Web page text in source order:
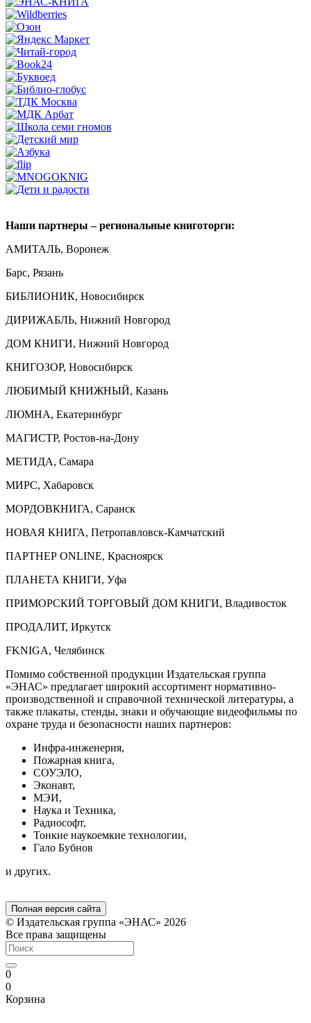
Наши партнеры – региональные книготорги:
АМИТАЛЬ, Воронеж
Барс, Рязань
БИБЛИОНИК, Новосибирск
ДИРИЖАБЛЬ, Нижний Новгород
ДОМ КНИГИ, Нижний Новгород
КНИГОЗОР, Новосибирск
ЛЮБИМЫЙ КНИЖНЫЙ, Казань
ЛЮМНА, Екатеринбург
МАГИСТР, Ростов-на-Дону
МЕТИДА, Самара
МИРС, Хабаровск
МОРДОВКНИГА, Саранск
НОВАЯ КНИГА, Петропавловск-Камчатский
ПАРТНЕР ONLINE, Красноярск
ПЛАНЕТА КНИГИ, Уфа
ПРИМОРСКИЙ ТОРГОВЫЙ ДОМ КНИГИ, Владивосток
ПРОДАЛИТ, Иркутск
FKNIGA, Челябинск
Помимо собственной продукции Издательская группа
«ЭНАС» предлагает широкий ассортимент нормативно-
производственной и справочной технической литературы, а
также плакаты, стенды, знаки и обучающие видеофильмы по
охране труда и безопасности наших партнеров:
Инфра-инженерия,
Пожарная книга,
СОУЭЛО,
Эконавт,
МЭИ,
Наука и Техника,
Радиософт,
Тонкие наукоемкие технологии,
Гало Бубнов
и других.
Полная версия сайта
© Издательская группа «ЭНАС» 2026
Все права защищены
0
0
Корзина